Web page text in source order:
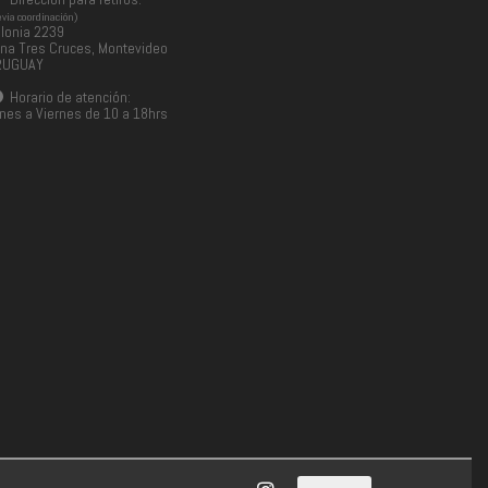
coordinación)
2239
Tres Cruces, Montevideo
Horario de atención:
a Viernes de 10 a 18hrs